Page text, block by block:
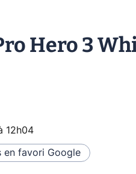
Hero 3
12h04
en favori Google